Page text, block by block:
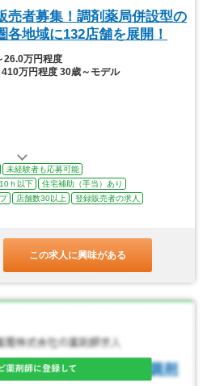
売者募集！調剤薬局併設型の
各地域に132店舗を展開！
26.0万円程度
410万円程度 30歳～モデル
未経験者も応募可能
ｈ以下
住宅補助（手当）あり
店舗数30以上
登録販売者の求人
この求人に興味がある